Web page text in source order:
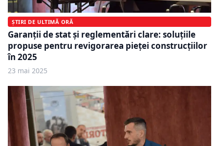
ȘTIRI DE ULTIMĂ ORĂ
Garanții de stat și reglementări clare: soluțiile
propuse pentru revigorarea pieței construcțiilor
în 2025
23 mai 2025